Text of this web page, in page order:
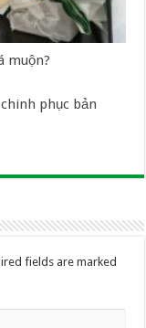
muộn?
phục bản
fields are marked